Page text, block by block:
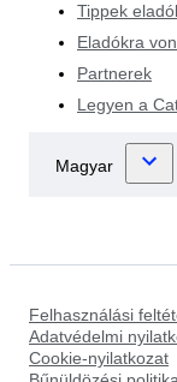
Tippek
Eladókra
Partnerek
Legyen a
Felhasználási
Adatvédelmi
Cookie-nyilatkozat